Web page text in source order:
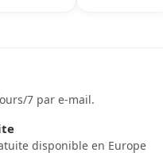
7 par e-mail.
disponible en Europe